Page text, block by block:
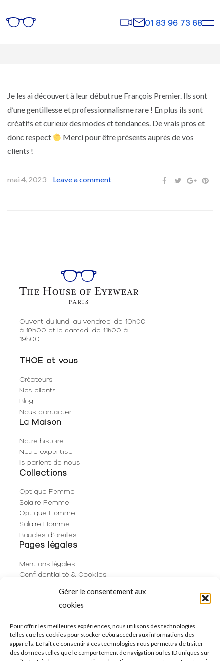
Gérer le consentement aux
cookies
Pour offrir les meilleures expériences, nous utilisons des technologies
telles que les cookies pour stocker et/ou accéder aux informations des
appareils. Le fait de consentir à ces technologies nous permettra de traiter
des données telles que le comportement de navigation ou les ID uniques sur
Rendez-
vous
Contact
01 83 96 73 68
Je les ai découvert à leur début rue François Premier. Ils sont
d’une gentillesse et professionnalisme rare ! En plus ils sont
créatifs et curieux des modes et tendances. De vrais pros et
donc respect
Merci pour être présents auprès de vos
clients !
mai 4, 2023 Leave a comment
Ouvert du lundi au vendredi de 10h00
à 19h00 et le samedi de 11h00 à
19h00
THOE et vous
Créateurs
Nos clients
Blog
Nous contacter
La Maison
Notre histoire
Notre expertise
Ils parlent de nous
Collections
Optique Femme
Solaire Femme
Optique Homme
Solaire Homme
Boucles d’oreilles
Pages légales
Mentions légales
Confidentialité & Cookies
Politique de cookies (UE)
06 29 53 66 63
01 83 96 73 68
250 Rue de Rivoli
75001 Paris